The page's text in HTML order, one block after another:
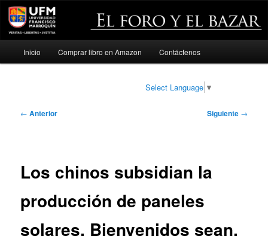
Ir
Inicio Comprar libro en Amazon Contáctenos
Select Language ▼
Navegación
← Anterior Siguiente →
Los chinos subsidian la
producción de paneles
solares. Bienvenidos sean.